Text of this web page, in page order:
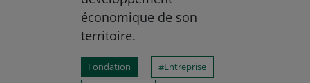
économique de son
territoire.
Fondation
Entreprise